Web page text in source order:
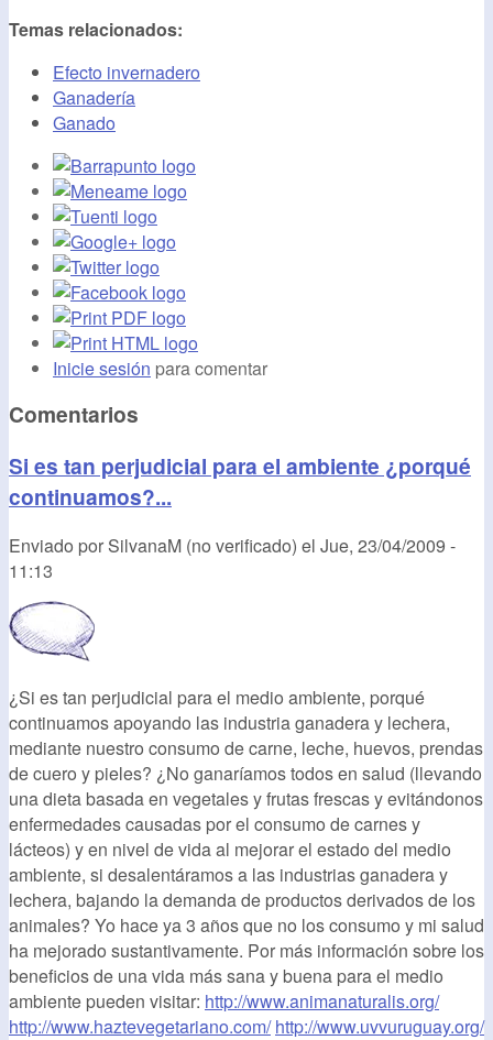
Temas relacionados:
Efecto invernadero
Ganadería
Ganado
Inicie sesión para comentar
Comentarios
Si es tan perjudicial para el ambiente ¿porqué
continuamos?...
Enviado por SilvanaM (no verificado) el Jue, 23/04/2009 -
11:13
¿Si es tan perjudicial para el medio ambiente, porqué
continuamos apoyando las industria ganadera y lechera,
mediante nuestro consumo de carne, leche, huevos, prendas
de cuero y pieles? ¿No ganaríamos todos en salud (llevando
una dieta basada en vegetales y frutas frescas y evitándonos
enfermedades causadas por el consumo de carnes y
lácteos) y en nivel de vida al mejorar el estado del medio
ambiente, si desalentáramos a las industrias ganadera y
lechera, bajando la demanda de productos derivados de los
animales? Yo hace ya 3 años que no los consumo y mi salud
ha mejorado sustantivamente. Por más información sobre los
beneficios de una vida más sana y buena para el medio
ambiente pueden visitar: http://www.animanaturalis.org/
http://www.haztevegetariano.com/ http://www.uvvuruguay.org/